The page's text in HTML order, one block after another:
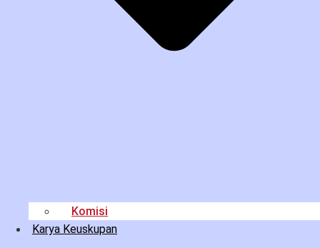
Komisi
Karya Keuskupan